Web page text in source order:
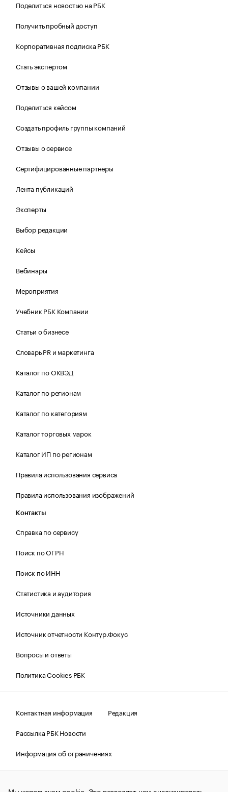
Поделиться новостью на РБК
Получить пробный доступ
Корпоративная подписка РБК
Стать экспертом
Отзывы о вашей компании
Поделиться кейсом
Создать профиль группы компаний
Отзывы о сервисе
Сертифицированные партнеры
Лента публикаций
Эксперты
Выбор редакции
Кейсы
Вебинары
Мероприятия
Учебник РБК Компании
Статьи о бизнесе
Словарь PR и маркетинга
Каталог по ОКВЭД
Каталог по регионам
Каталог по категориям
Каталог торговых марок
Каталог ИП по регионам
Правила использования сервиса
Правила использования изображений
Контакты
Справка по сервису
Поиск по ОГРН
Поиск по ИНН
Статистика и аудитория
Источники данных
Источник отчетности Контур.Фокус
Вопросы и ответы
Политика Cookies РБК
Контактная информация
Редакция
Рассылка РБК Новости
Информация об ограничениях
Правовая информация
О соблюдении авторских прав